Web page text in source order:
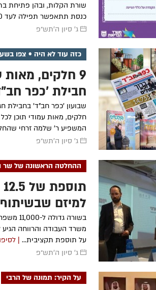
שורת הקלות, ובהן פתיחת
כנסת תתאפשר תפילה לעד 70...
ג' סיון ה׳תש״פ
כזה עוד לא היה • צפו
9 חלקים, מאות
חבילת 'כפר
שבועות
חלקים, מאות עמודי תוכן
המשפיע ר' שלמה זרחי
ג' סיון ה׳תש״פ
ההחלטה הראשונה של שר
למיזם
בשורה
משרד העבודה והרווחה
על תוספת תקציבית... |
ג' סיון ה׳תש״פ
על הקיר: תמונה של הרבי
הרה"ח מיכאל קרסנקוקי ע״ה-
תשנ"ה
הרה"ח
אברהם צבי כהן ע״ה-
תשנ"ה
הרה"ח
אברהם צבי (הערש) הכהן
- תשנ"ה
הרה"ח
שלמה זלמן העכט
תשל"ט
הרה"ח רפאל אדרוסיער ע״ה-
מרת
מרת
תרפ"ט
הרה"ח